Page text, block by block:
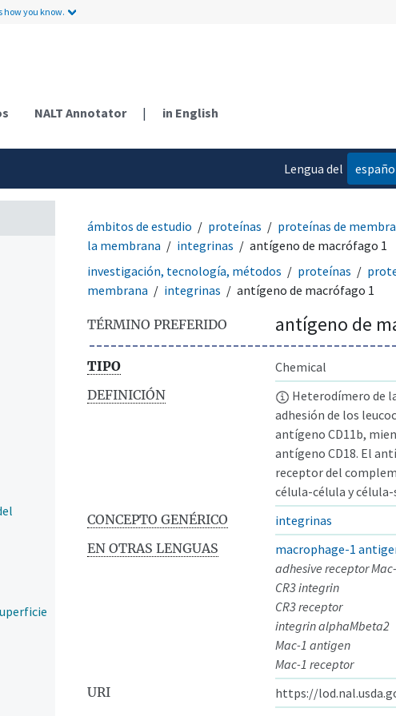
how you know.
NALT Annotator | in English
Lengua del
ámbitos de estudio proteínas proteínas de
la membrana
integrinas
antígeno de macrófago 1
investigación, tecnología, métodos
proteínas
membrana
integrinas antígeno de macrófago 1
TÉRMINO PREFERIDO antígeno de
TIPO
Chemical
DEFINICIÓN
Heterodímero de
adhesión de los
antígeno CD11b,
antígeno CD18. El
receptor del
célula-célula y
CONCEPTO GENÉRICO
integrinas
EN OTRAS LENGUAS
macrophage-1
adhesive receptor
CR3 integrin
CR3 receptor
integrin alphaMbeta2
Mac-1 antigen
Mac-1 receptor
URI
https://